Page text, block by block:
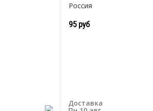
Россия
95 руб
Доставка